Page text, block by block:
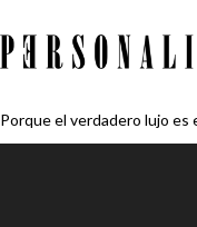
Porque el verdadero lujo es